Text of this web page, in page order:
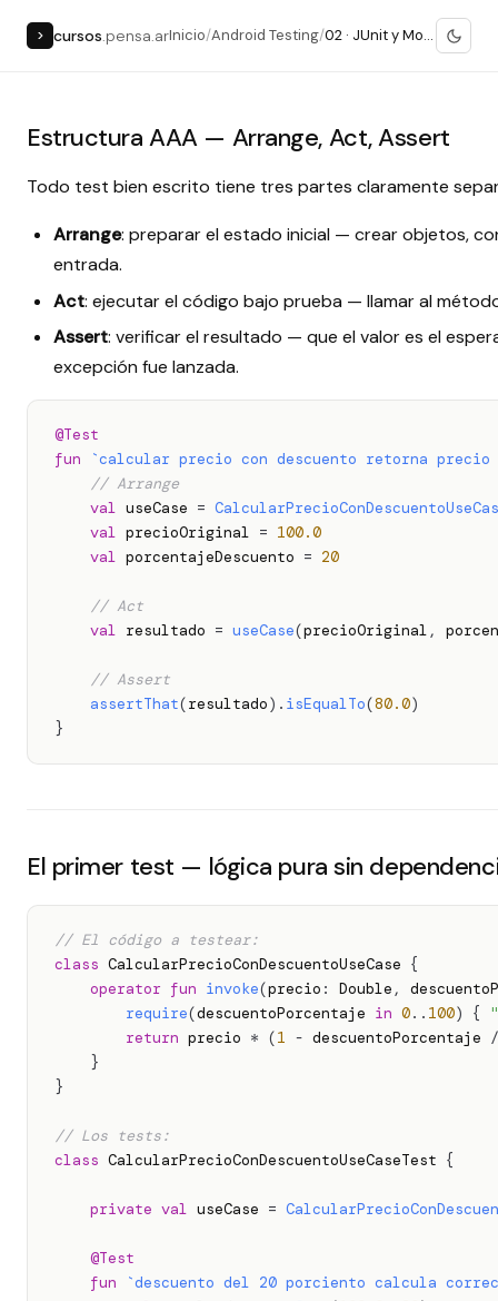
> cursos .pensa.arInicio/Android Testing/ 02 · JUnit y Mockk
Estructura AAA — Arrange, Act, Assert
Todo test bien escrito tiene tres partes claramente
Arrange: preparar el estado inicial — crear objetos,
entrada.
Act: ejecutar el código bajo prueba — llamar al
Assert: verificar el resultado — que el valor es el
excepción fue lanzada.
@Test
fun
`calcular precio con descuento retorna
// Arrange
val useCase =
val precioOriginal = 100.0
val porcentajeDescuento = 20
// Act
val resultado = useCase(precioOriginal ,
// Assert
assertThat(resultado) . isEqualTo(80.0)
}
El primer test — lógica pura sin
// El código a testear:
class CalcularPrecioConDescuentoUseCase {
operator fun invoke(precio : Double ,
require(descuentoPorcentaje in 0.. 100) {
return precio * (1 - descuentoPorcentaje /
}
}
// Los tests:
class CalcularPrecioConDescuentoUseCaseTest {
private val useCase =
@Test
fun
`descuento del 20 porciento calcula